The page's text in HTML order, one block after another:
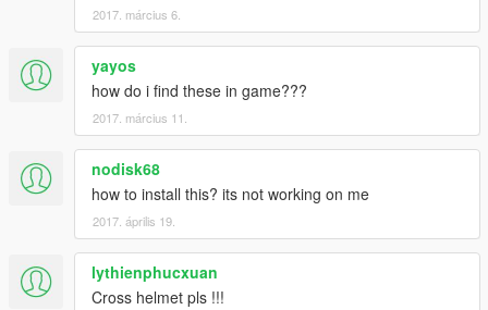
2017. március 6.
yayos
how do i find these in game???
2017. március 11.
nodisk68
how to install this? its not working on me
2017. április 19.
lythienphucxuan
Cross helmet pls !!!